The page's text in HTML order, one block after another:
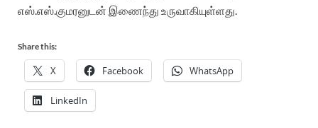
எஸ்.எஸ்.குமரனுடன் இணைந்து உருவாகியுள்ளது.
Share this:
X Facebook WhatsApp
LinkedIn